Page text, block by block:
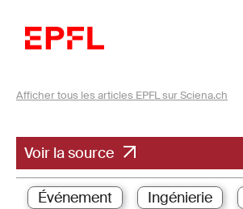
Afficher tous les articles EPFL sur Sciena.ch
Voir la source
Événement Ingénierie